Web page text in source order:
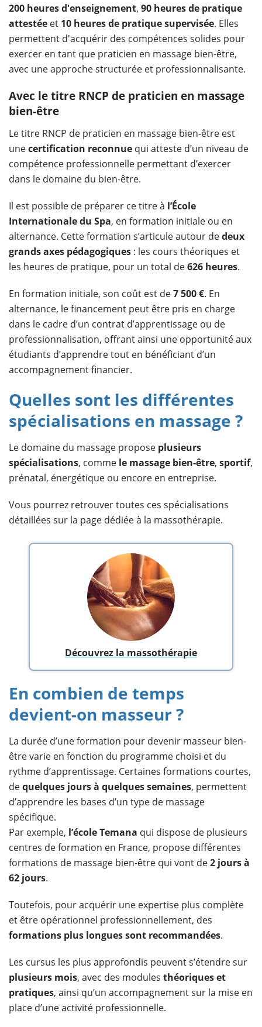
200 heures d'enseignement, 90 heures de pratique
attestée et 10 heures de pratique supervisée. Elles
permettent d'acquérir des compétences solides pour
exercer en tant que praticien en massage bien-être,
avec une approche structurée et professionnalisante.
Avec le titre RNCP de praticien en massage
bien-être
Le titre RNCP de praticien en massage bien-être est
unecertification reconnue qui atteste d’un niveau de
compétence professionnelle permettant d’exercer
dans le domaine du bien-être.
Il est possible de préparer ce titre à l’École
Internationale du Spa, en formation initiale ou en
alternance. Cette formation s’articule autour dedeux
grands axes pédagogiques : les cours théoriques et
les heures de pratique, pour un total de626 heures.
En formation initiale, son coût est de7 500 €. En
alternance, le financement peut être pris en charge
dans le cadre d’un contrat d’apprentissage ou de
professionnalisation, offrant ainsi une opportunité aux
étudiants d’apprendre tout en bénéficiant d’un
accompagnement financier.
Quelles sont les différentes
spécialisations en massage ?
Le domaine du massage propose plusieurs
spécialisations, comme le massage bien-être, sportif,
prénatal, énergétique ou encore en entreprise.
Vous pourrez retrouver toutes ces spécialisations
détaillées sur la page dédiée à la massothérapie.
Découvrez la massothérapie
En combien de temps
devient-on masseur ?
La durée d’une formation pour devenir masseur bien-
être varie en fonction du programme choisi et du
rythme d’apprentissage. Certaines formations courtes,
dequelques jours à quelques semaines, permettent
d’apprendre les bases d’un type de massage
spécifique.
Par exemple, l’école Temana qui dispose de plusieurs
centres de formation en France, propose différentes
formations de massage bien-être qui vont de2 jours à
62 jours.
Toutefois, pour acquérir une expertise plus complète
et être opérationnel professionnellement, des
formations plus longues sont recommandées.
Les cursus les plus approfondis peuvent s’étendre sur
plusieurs mois, avec des modules théoriques et
pratiques, ainsi qu’un accompagnement sur la mise en
place d’une activité professionnelle.